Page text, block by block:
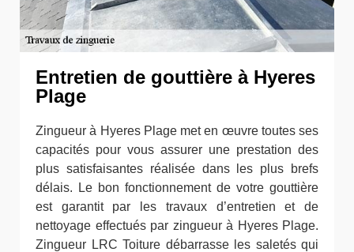
Entretien de gouttière à Hyeres
Plage
Zingueur à Hyeres Plage met en œuvre toutes ses
capacités pour vous assurer une prestation des
plus satisfaisantes réalisée dans les plus brefs
délais. Le bon fonctionnement de votre gouttière
est garantit par les travaux d’entretien et de
nettoyage effectués par zingueur à Hyeres Plage.
Zingueur LRC Toiture débarrasse les saletés qui